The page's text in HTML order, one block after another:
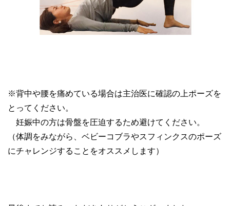
※背中や腰を痛めている場合は主治医に確認の上ポーズを
とってください。
妊娠中の方は骨盤を圧迫するため避けてください。
（体調をみながら、ベビーコブラやスフィンクスのポーズ
にチャレンジすることをオススメします）